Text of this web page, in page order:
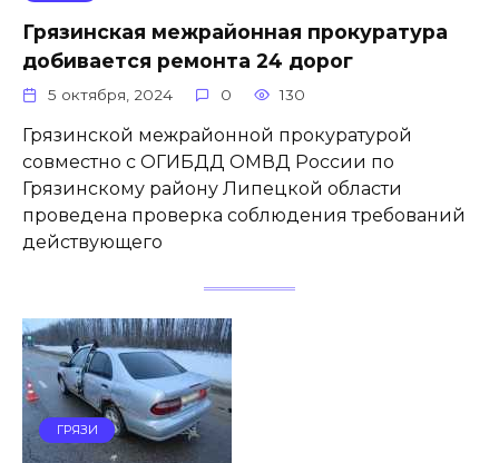
Грязинская межрайонная прокуратура
добивается ремонта 24 дорог
5 октября, 2024 0 130
Грязинской межрайонной прокуратурой
совместно с ОГИБДД ОМВД России по
Грязинскому району Липецкой области
проведена проверка соблюдения требований
действующего
ГРЯЗИ